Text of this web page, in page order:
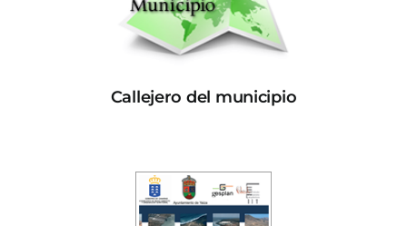
Callejero del municipio